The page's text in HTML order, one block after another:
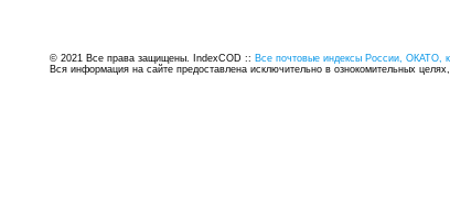
© 2021 Все права защищены. IndexCOD :: Все почтовые индексы России, ОКАТО,
Вся информация на сайте предоставлена исключительно в ознокомительных